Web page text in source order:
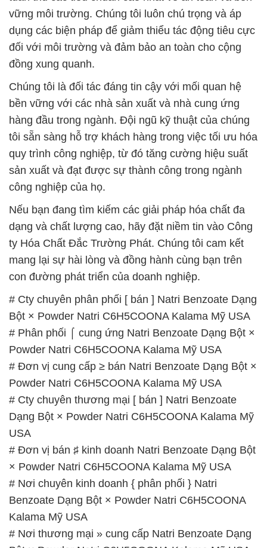
quy trình công nghiệp, từ đó tăng cường hiệu suất
sản xuất và đạt được sự thành công trong ngành
công nghiệp của họ.
Nếu bạn đang tìm kiếm các giải pháp hóa chất đa
dạng và chất lượng cao, hãy đặt niềm tin vào Công
ty Hóa Chất Đắc Trường Phát. Chúng tôi cam kết
mang lại sự hài lòng và đồng hành cùng bạn trên
con đường phát triển của doanh nghiệp.
# Cty chuyên phân phối [ bán ] Natri Benzoate Dạng
Bột × Powder Natri C6H5COONA Kalama Mỹ USA
# Phân phối ⌠ cung ứng Natri Benzoate Dạng Bột ×
Powder Natri C6H5COONA Kalama Mỹ USA
# Đơn vị cung cấp ≥ bán Natri Benzoate Dạng Bột ×
Powder Natri C6H5COONA Kalama Mỹ USA
# Cty chuyên thương mại [ bán ] Natri Benzoate
Dạng Bột × Powder Natri C6H5COONA Kalama Mỹ
# Đơn vị bán ♯ kinh doanh Natri Benzoate Dạng Bột
× Powder Natri C6H5COONA Kalama Mỹ USA
# Nơi chuyên kinh doanh { phân phối } Natri
Benzoate Dạng Bột × Powder Natri C6H5COONA
Kalama Mỹ USA
# Nơi thương mại » cung cấp Natri Benzoate Dạng
Bột × Powder Natri C6H5COONA Kalama Mỹ USA
# Đơn vị chuyên cung ứng ≡ bán Natri Benzoate
Dạng Bột × Powder Natri C6H5COONA Kalama Mỹ
USA
# Cty chuyên phân phối µ kinh doanh Natri
Benzoate Dạng Bột × Powder Natri C6H5COONA
Kalama Mỹ USA
# Nơi bán ← thương mại Natri Benzoate Dạng Bột
× Powder Natri C6H5COONA Kalama Mỹ USA